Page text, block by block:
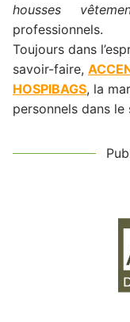
housses
professionnels.
Toujours dans
savoir-faire,
HOSPIBAGS, la
personnels dans